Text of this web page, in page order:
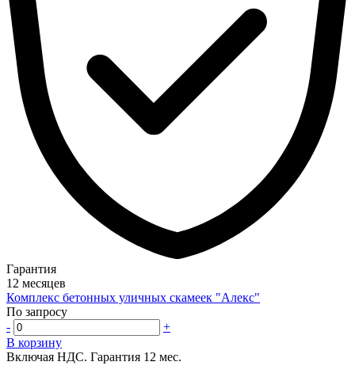
Гарантия
12 месяцев
Комплекс бетонных уличных скамеек "Алекс"
По запросу
-
+
В корзину
Включая НДС. Гарантия 12 мес.